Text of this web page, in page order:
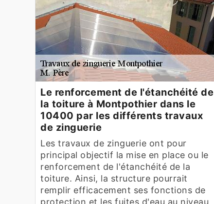
Le renforcement de l'étanchéité de
la toiture à Montpothier dans le
10400 par les différents travaux
de zinguerie
Les travaux de zinguerie ont pour
principal objectif la mise en place ou le
renforcement de l'étanchéité de la
toiture. Ainsi, la structure pourrait
remplir efficacement ses fonctions de
protection et les fuites d'eau au niveau